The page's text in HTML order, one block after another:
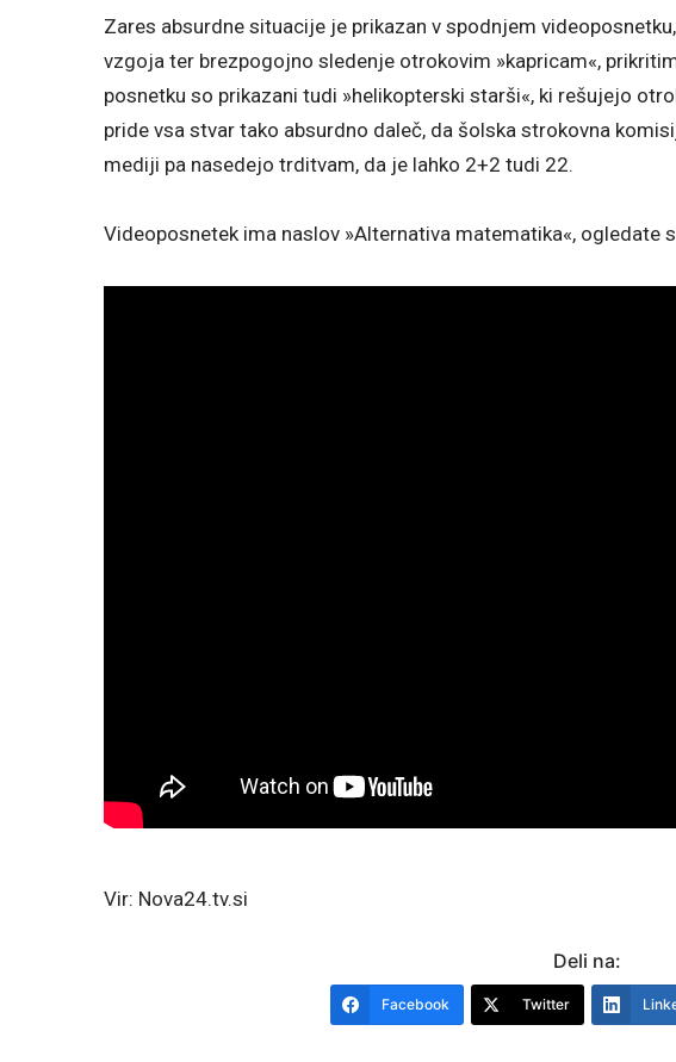
Zares absurdne situacije je prikazan v spodnjem
vzgoja ter brezpogojno sledenje otrokovim »kapricam«,
posnetku so prikazani tudi »helikopterski starši«, ki rešujejo
pride vsa stvar tako absurdno daleč, da šolska strokovna
mediji pa nasedejo trditvam, da je lahko 2+2 tudi 22.
Videoposnetek ima naslov »Alternativa matematika«, ogledate
Vir: Nova24.tv.si
Deli na:
Facebook Twitter